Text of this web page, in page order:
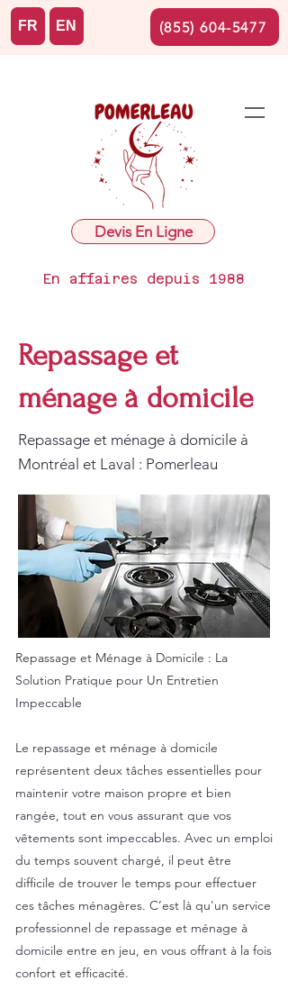
Devis En Ligne
En affaires depuis 1988
FR EN (855) 604-5477
Repassage et
ménage à domicile
Repassage et ménage à domicile à
Montréal et Laval : Pomerleau
Repassage et Ménage à Domicile : La
Solution Pratique pour Un Entretien
Impeccable
Le repassage et ménage à domicile
représentent deux tâches essentielles pour
maintenir votre maison propre et bien
rangée, tout en vous assurant que vos
vêtements sont impeccables. Avec un emploi
du temps souvent chargé, il peut être
difficile de trouver le temps pour effectuer
ces tâches ménagères. C’est là qu'un service
professionnel de repassage et ménage à
domicile entre en jeu, en vous offrant à la fois
confort et efficacité.